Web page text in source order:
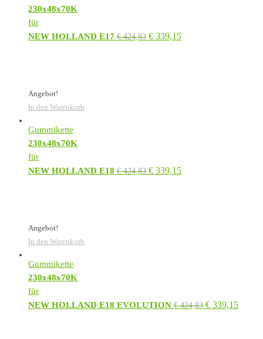
230x48x70K
für
NEW HOLLAND E17 €424,83 € 339,15
Angebot!
In den Warenkorb
Gummikette
230x48x70K
für
NEW HOLLAND E18 €424,83 € 339,15
Angebot!
In den Warenkorb
Gummikette
230x48x70K
für
NEW HOLLAND E18 EVOLUTION €424,83 € 339,15